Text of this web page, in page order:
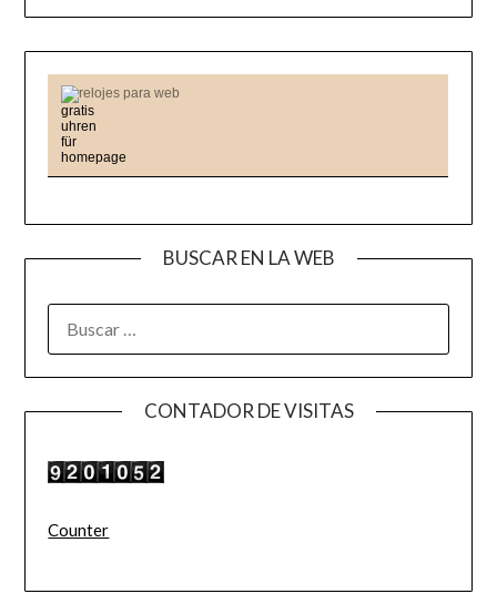
relojes para web
BUSCAR EN LA WEB
CONTADOR DE VISITAS
Counter